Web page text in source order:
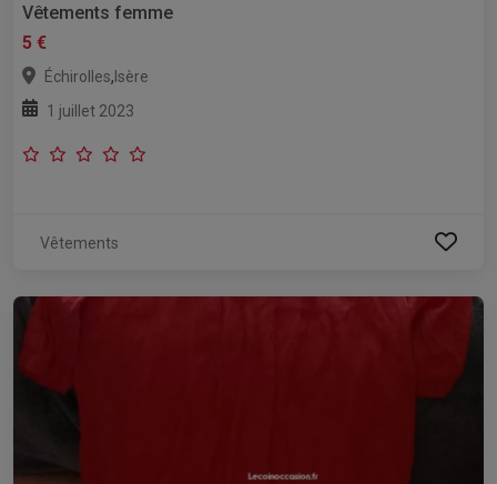
Vêtements femme
5 €
Échirolles, Isère
1 juillet 2023
Vêtements